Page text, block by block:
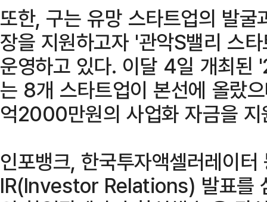
또한, 구는 유망 스타트업의 발
장을 지원하고자 '관악S밸리 스
운영하고 있다. 이달 4일 개최
는 8개 스타트업이 본선에 올랐
억2000만원의 사업화 자금을 지
인포뱅크, 한국투자액셀러레이
IR(Investor Relations) 발표를